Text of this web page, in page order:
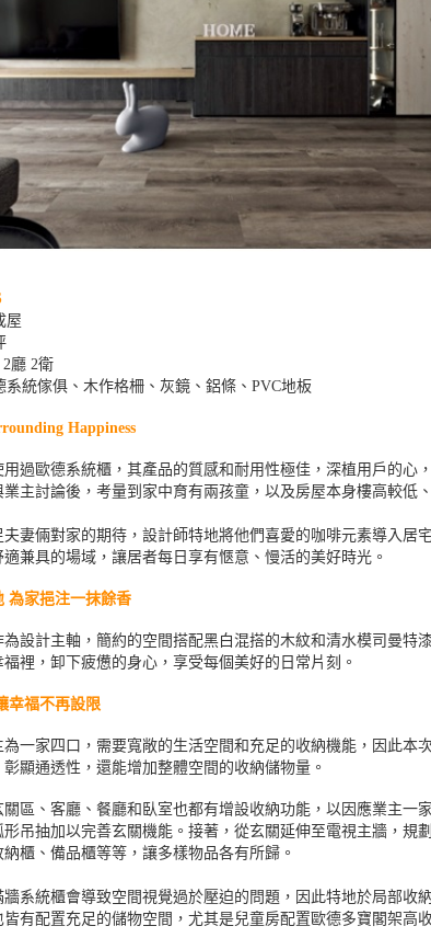
屋
廳 2衛
系統傢俱、木作格柵、灰鏡、鋁條、PVC地板
Happiness
過歐德系統櫃，其產品的質感和耐用性極佳，深植用戶的心
主討論後，考量到家中育有兩孩童，以及房屋本身樓高較低
夫妻倆對家的期待，設計師特地將他們喜愛的咖啡元素導入
兼具的場域，讓居者每日享有愜意、慢活的美好時光。
為家挹注一抹餘香
設計主軸，簡約的空間搭配黑白混搭的木紋和清水模司曼
裡，卸下疲憊的身心，享受每個美好的日常片刻。
幸福不再設限
一家四口，需要寬敞的生活空間和充足的收納機能，因此
顯通透性，還能增加整體空間的收納儲物量。
關區、客廳、餐廳和臥室也都有增設收納功能，以因應業主
形吊抽加以完善玄關機能。接著，從玄關延伸至電視主牆，
櫃、備品櫃等等，讓多樣物品各有所歸。
系統櫃會導致空間視覺過於壓迫的問題，因此特地於局部收
有配置充足的儲物空間，尤其是兒童房配置歐德多寶閣架